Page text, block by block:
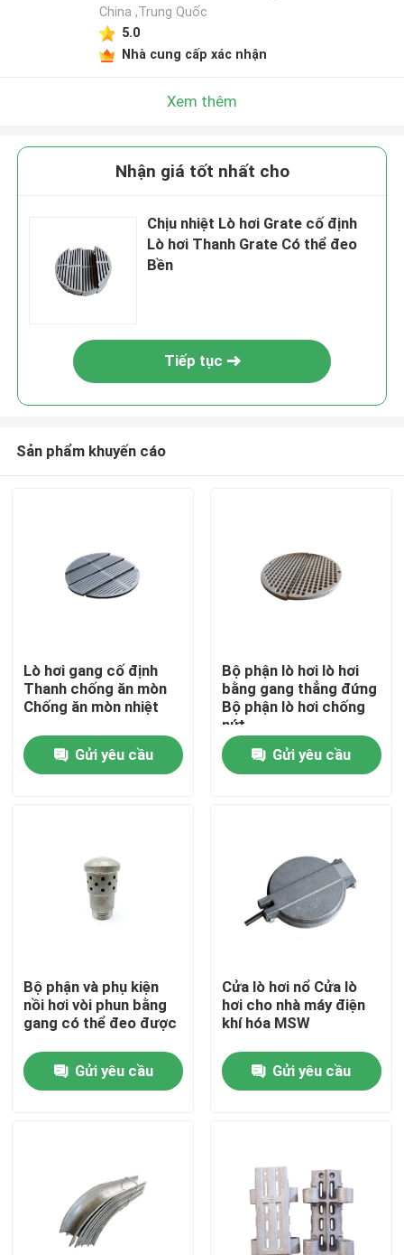
Tham quan nhà máy
Liên hệ chúng tôi
Yêu cầu báo giá
Bộ phận lò hơi than
tấm thép carbon
China ,Trung Quốc
5.0
Nhà cung cấp xác nhận
Xem thêm
Nhận giá tốt nhất cho
Chịu nhiệt Lò hơi Grate cố định
Lò hơi Thanh Grate Có thể đeo
Bền
Tiếp tục
Sản phẩm khuyến cáo
Lò hơi gang cố định
Thanh chống ăn mòn
Chống ăn mòn nhiệt
Gửi yêu cầu
Bộ phận lò hơi lò hơi
bằng gang thẳng đứng
Bộ phận lò hơi chống
nứt
Gửi yêu cầu
Bộ phận và phụ kiện
nồi hơi vòi phun bằng
gang có thể đeo được
Gửi yêu cầu
Cửa lò hơi nổ Cửa lò
hơi cho nhà máy điện
khí hóa MSW
Gửi yêu cầu